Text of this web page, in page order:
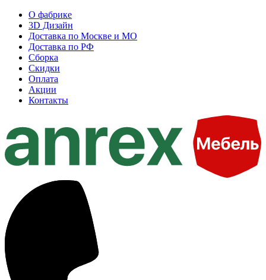
О фабрике
3D Дизайн
Доставка по Москве и МО
Доставка по РФ
Сборка
Скидки
Оплата
Акции
Контакты